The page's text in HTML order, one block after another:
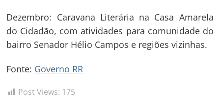
Dezembro: Caravana Literária na Casa Amarela
do Cidadão, com atividades para comunidade do
bairro Senador Hélio Campos e regiões vizinhas.
Fonte: Governo RR
Post Views: 175